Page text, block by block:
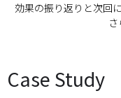
効果の振り返りと次回
Case Study